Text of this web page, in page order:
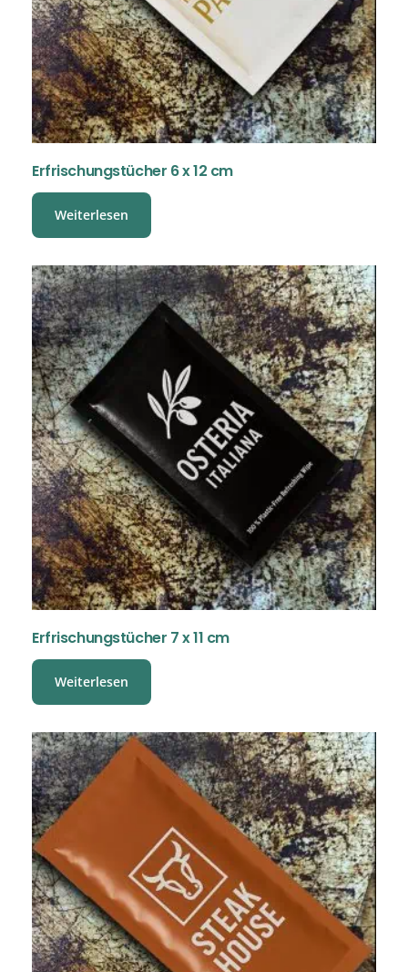
Erfrischungstücher 6 x 12 cm
Weiterlesen
Erfrischungstücher 7 x 11 cm
Weiterlesen